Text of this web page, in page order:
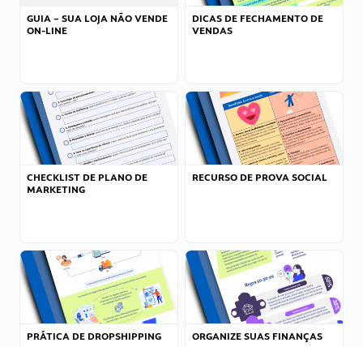
GUIA – SUA LOJA NÃO VENDE
ON-LINE
DICAS DE FECHAMENTO DE
VENDAS
CHECKLIST DE PLANO DE
MARKETING
RECURSO DE PROVA SOCIAL
PRÁTICA DE DROPSHIPPING ORGANIZE SUAS FINANÇAS